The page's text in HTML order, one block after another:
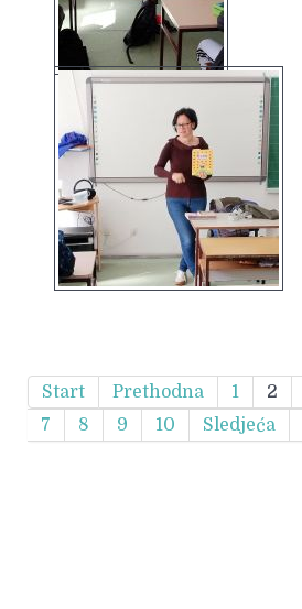
Start Prethodna 1 2
7
8 9 10 Sledjeća